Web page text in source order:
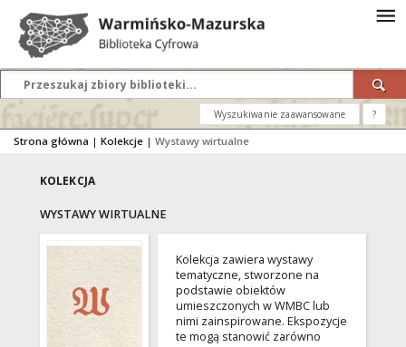
Wyszukiwanie zaawansowane ?
Strona główna | Kolekcje | Wystawy wirtualne
KOLEKCJA
WYSTAWY WIRTUALNE
Kolekcja zawiera wystawy
tematyczne, stworzone na
podstawie obiektów
umieszczonych w WMBC lub
nimi zainspirowane. Ekspozycje
te mogą stanowić zarówno